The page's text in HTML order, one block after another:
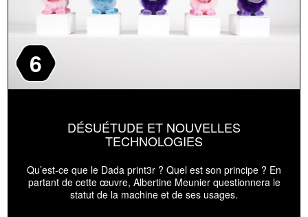
6
DÉSUÉTUDE ET NOUVELLES
TECHNOLOGIES
Qu’est-ce que le Dada print3r ? Quel est son principe ? En
partant de cette œuvre, Albertine Meunier questionnera le
statut de la machine et de ses usages.